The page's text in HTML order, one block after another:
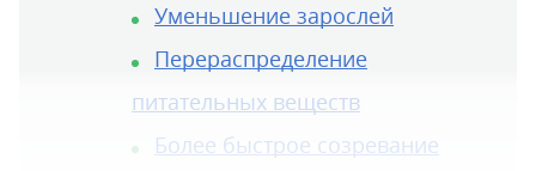
Уменьшение зарослей
Перераспределение
питательных веществ
Более быстрое созревание